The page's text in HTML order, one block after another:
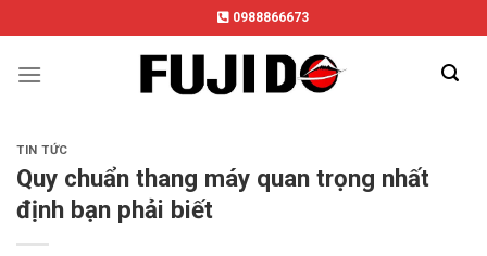
to
content
0988866673
TIN TỨC
Quy chuẩn thang máy quan trọng nhất
định bạn phải biết